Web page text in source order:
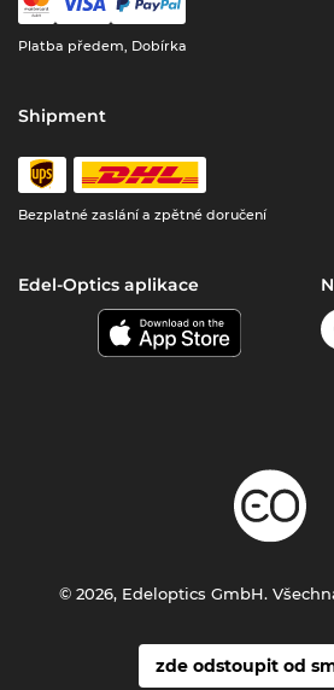
Platba předem, Dobírka
Shipment
Bezplatné zaslání a zpětné doručení
Edel-Optics aplikace
zde odstoupit od
© 2026, Edeloptics GmbH.